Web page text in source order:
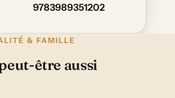
9783989351202
& FAMILLE
être aussi